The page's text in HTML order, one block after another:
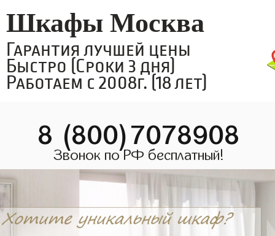
Шкафы Москва
Гарантия лучшей цены
Быстро (Сроки 3 дня)
Работаем с 2008г. (18 лет)
8 (800)7078908
Звонок по РФ бесплатный!